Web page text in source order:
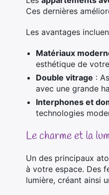
Ces dernières
Les avantages
Matériaux
esthétique de
Double vitrage :
avec une grande
Interphones et
technologies
Le charme et la
Un des principaux
à votre espace. Des
lumière, créant ainsi